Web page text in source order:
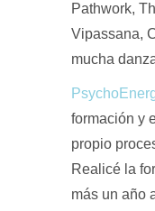
Pathwork,
Vipassana,
mucha
formación y
propio
Realicé la
más un año